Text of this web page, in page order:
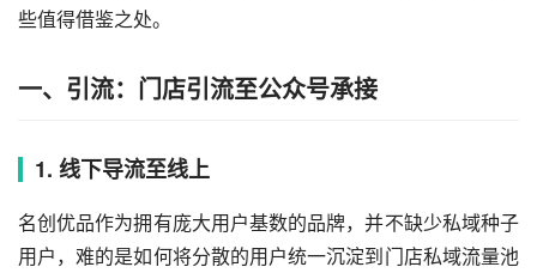
些值得借鉴之处。
一、引流：门店引流至公众号承接
1. 线下导流至线上
名创优品作为拥有庞大用户基数的品牌，并不缺少私域种子
用户，难的是如何将分散的用户统一沉淀到门店私域流量池